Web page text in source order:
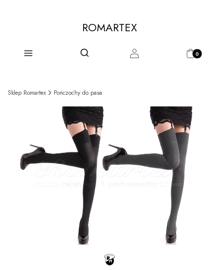
ROMARTEX
Menu Otwórz wyszukiwarkę
Szukaj Zaloguj się Produkty
Koszyk
Sklep Romartex Pończochy do pasa